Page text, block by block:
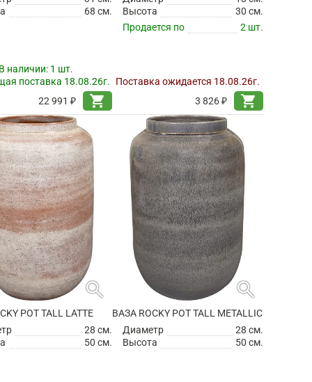
68 см.
наличии: 1 шт.
поставка 18.08.26г.
22 991 ₽
shopping_cart
Высота
30 см.
Продается по
2 шт.
Поставка ожидается 18.08.26г.
3 826 ₽
shopping_cart
search
POT TALL LATTE
28 см.
50 см.
search
ВАЗА ROCKY POT TALL METALLIC
Диаметр
28 см.
Высота
50 см.